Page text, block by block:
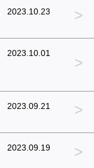
2023.10.23 >
2023.10.01
>
2023.09.21 >
2023.09.19 >